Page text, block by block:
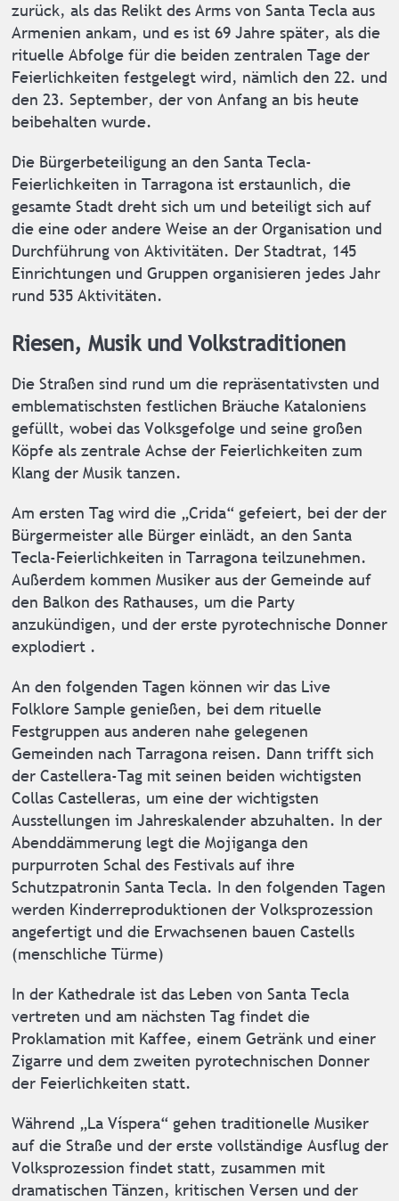
zurück, als das Relikt des Arms von Santa Tecla aus
Armenien ankam, und es ist 69 Jahre später, als die
rituelle Abfolge für die beiden zentralen Tage der
Feierlichkeiten festgelegt wird, nämlich den 22. und
den 23. September, der von Anfang an bis heute
beibehalten wurde.
Die Bürgerbeteiligung an den Santa Tecla-
Feierlichkeiten in Tarragona ist erstaunlich, die
gesamte Stadt dreht sich um und beteiligt sich auf
die eine oder andere Weise an der Organisation und
Durchführung von Aktivitäten. Der Stadtrat, 145
Einrichtungen und Gruppen organisieren jedes Jahr
rund 535 Aktivitäten.
Riesen, Musik und Volkstraditionen
Die Straßen sind rund um die repräsentativsten und
emblematischsten festlichen Bräuche Kataloniens
gefüllt, wobei das Volksgefolge und seine großen
Köpfe als zentrale Achse der Feierlichkeiten zum
Klang der Musik tanzen.
Am ersten Tag wird die „Crida“ gefeiert, bei der der
Bürgermeister alle Bürger einlädt, an den Santa
Tecla-Feierlichkeiten in Tarragona teilzunehmen.
Außerdem kommen Musiker aus der Gemeinde auf
den Balkon des Rathauses, um die Party
anzukündigen, und der erste pyrotechnische Donner
explodiert .
An den folgenden Tagen können wir das Live
Folklore Sample genießen, bei dem rituelle
Festgruppen aus anderen nahe gelegenen
Gemeinden nach Tarragona reisen. Dann trifft sich
der Castellera-Tag mit seinen beiden wichtigsten
Collas Castelleras, um eine der wichtigsten
Ausstellungen im Jahreskalender abzuhalten. In der
Abenddämmerung legt die Mojiganga den
purpurroten Schal des Festivals auf ihre
Schutzpatronin Santa Tecla. In den folgenden Tagen
werden Kinderreproduktionen der Volksprozession
angefertigt und die Erwachsenen bauen Castells
(menschliche Türme)
In der Kathedrale ist das Leben von Santa Tecla
vertreten und am nächsten Tag findet die
Proklamation mit Kaffee, einem Getränk und einer
Zigarre und dem zweiten pyrotechnischen Donner
der Feierlichkeiten statt.
Während „La Víspera“ gehen traditionelle Musiker
auf die Straße und der erste vollständige Ausflug der
Volksprozession findet statt, zusammen mit
dramatischen Tänzen, kritischen Versen und der